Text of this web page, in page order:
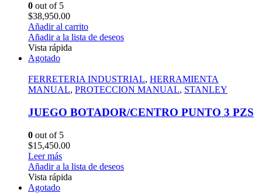
0 out of 5
$38,950.00
Añadir al carrito
Añadir a la lista de deseos
Vista rápida
Agotado
FERRETERIA INDUSTRIAL, HERRAMIENTA
MANUAL, PROTECCION MANUAL, STANLEY
JUEGO BOTADOR/CENTRO PUNTO 3 PZS
0 out of 5
$15,450.00
Leer más
Añadir a la lista de deseos
Vista rápida
Agotado